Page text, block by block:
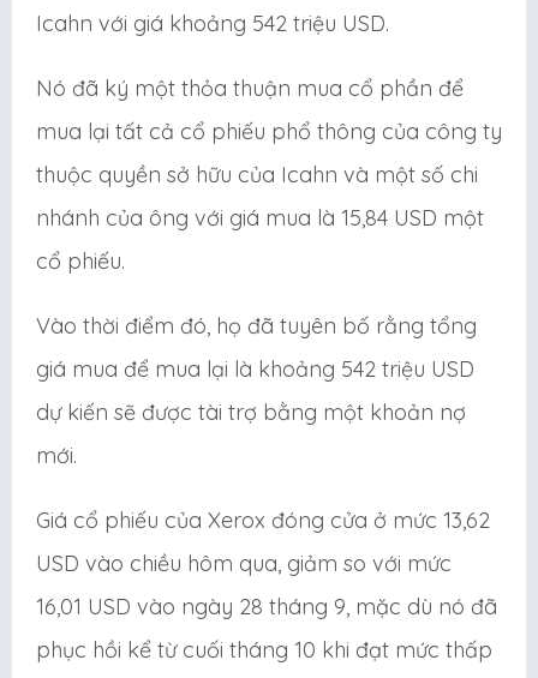
Icahn với giá khoảng 542 triệu USD.
Nó đã ký một thỏa thuận mua cổ phần để
mua lại tất cả cổ phiếu phổ thông của công ty
thuộc quyền sở hữu của Icahn và một số chi
nhánh của ông với giá mua là 15,84 USD một
cổ phiếu.
Vào thời điểm đó, họ đã tuyên bố rằng tổng
giá mua để mua lại là khoảng 542 triệu USD
dự kiến sẽ được tài trợ bằng một khoản nợ
mới.
Giá cổ phiếu của Xerox đóng cửa ở mức 13,62
USD vào chiều hôm qua, giảm so với mức
16,01 USD vào ngày 28 tháng 9, mặc dù nó đã
phục hồi kể từ cuối tháng 10 khi đạt mức thấp